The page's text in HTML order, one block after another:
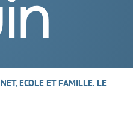
ECOLE ET FAMILLE. LE